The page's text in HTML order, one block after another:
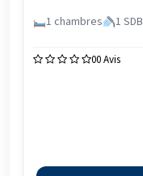
1 chambres
1 SDB
00 Avis